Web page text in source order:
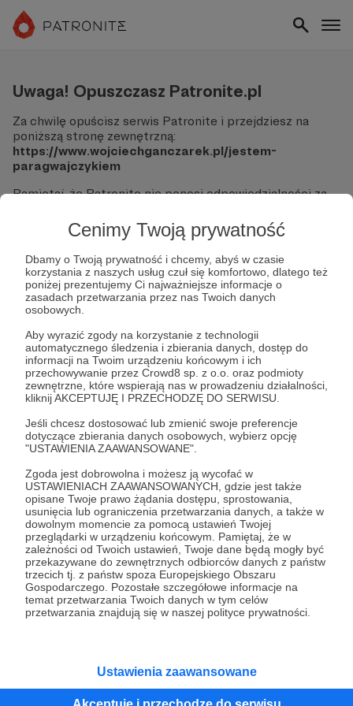
Cenimy Twoją prywatność
Dbamy o Twoją prywatność i chcemy, abyś w czasie
korzystania z naszych usług czuł się komfortowo, dlatego też
poniżej prezentujemy Ci najważniejsze informacje o
zasadach przetwarzania przez nas Twoich danych
osobowych.
Aby wyrazić zgody na korzystanie z technologii
automatycznego śledzenia i zbierania danych, dostęp do
informacji na Twoim urządzeniu końcowym i ich
przechowywanie przez Crowd8 sp. z o.o. oraz podmioty
zewnętrzne, które wspierają nas w prowadzeniu działalności,
kliknij AKCEPTUJĘ I PRZECHODZĘ DO SERWISU.
Jeśli chcesz dostosować lub zmienić swoje preferencje
dotyczące zbierania danych osobowych, wybierz opcję
"USTAWIENIA ZAAWANSOWANE".
Zgoda jest dobrowolna i możesz ją wycofać w
USTAWIENIACH ZAAWANSOWANYCH, gdzie jest także
opisane Twoje prawo żądania dostępu, sprostowania,
usunięcia lub ograniczenia przetwarzania danych, a także w
dowolnym momencie za pomocą ustawień Twojej
przeglądarki w urządzeniu końcowym. Pamiętaj, że w
zależności od Twoich ustawień, Twoje dane będą mogły być
przekazywane do zewnętrznych odbiorców danych z państw
trzecich tj. z państw spoza Europejskiego Obszaru
Gospodarczego. Pozostałe szczegółowe informacje na
temat przetwarzania Twoich danych w tym celów
przetwarzania znajdują się w naszej polityce prywatności.
Ustawienia zaawansowane
Uwaga! Opuszczasz Patronite.pl
Za chwilę opuścisz serwis Patronite i przejdziesz na
poniższą stronę zewnętrzną:
https://www.wojciechganczarek.pl/jestem-
paragwajczykiem
Pamiętaj, że Patronite nie ponosi odpowiedzialności za
Nie podawaj swoich danych logowania ani informacji
Sprawdź dokładnie adres URL, zanim klikniesz przycisk
"Tak, przejdź do strony".
Jeśli masz wątpliwości, wróć do Patronite i zweryfikuj
link.
Czy na pewno chcesz kontynuować?
Tak, przejdź do strony
Pozostań na Patronite
Kategorie
O Patronite
Dodatkowe produkty
Pomoc
RegulaminPolityka prywatnościPatronite Commons